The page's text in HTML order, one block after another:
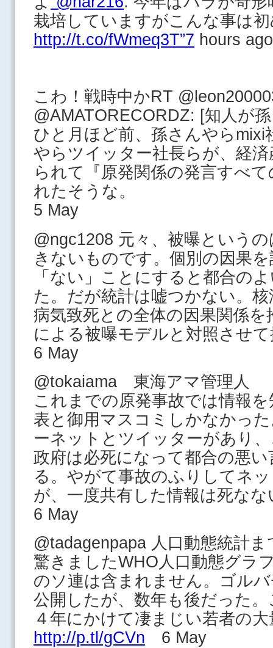
栽培していますがこんな事は
http://t.co/fWmeq3T”7 hours ago
こわ！戦時中かRT
@AMATORECORDZ: [知人が
ひと月ほど前、孫さんやらmixi
やらツイッター社長らが、経
られて『原発関係の発言すべ
れたそうな。
5 May
@ngc1208 元々、被曝という
きないものです。個別の因果
「ない」ことにすると都合の
た。だが統計は嘘つかない。
病気致死との全体の因果関係を
による被曝モデルと対照させ
6 May
@tokaiama 東海アマ管理人
これまでの原発事故では情報
表と御用マスコミしかなかっ
ーネットとツイッターがあり
政府は必死になって都合の悪
る。やがて事故のふりしてネ
が、一度共有した情報は死な
6 May
@tadagenpapa 人口動態統計
驚きましたWHO人口動態グラ
のソ連は含まれません。ゴル
公開したが、数年も後だった
４年にかけて凄まじい若者の
http://p.tl/gCVn 6 May